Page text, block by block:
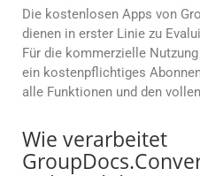
Die kostenlosen Apps von
dienen in erster Linie zu
Für die kommerzielle
ein kostenpflichtiges
alle Funktionen und den
Wie verarbeitet